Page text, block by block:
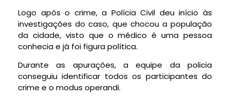
Logo após o crime, a Polícia Civil deu início às
investigações do caso, que chocou a população
da cidade, visto que o médico é uma pessoa
conhecia e já foi figura política.
Durante as apurações, a equipe da policia
conseguiu identificar todos os participantes do
crime e o modus operandi.